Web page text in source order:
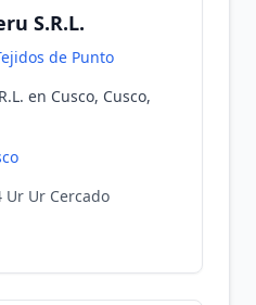
S.R.L.
de Punto
en Cusco, Cusco,
Ur Ur Cercado